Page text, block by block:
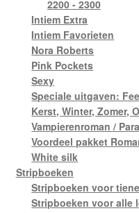
2200 - 2300
Intiem Extra
Intiem Favorieten
Nora Roberts
Pink Pockets
Sexy
Speciale uitgaven:
Kerst, Winter, Zomer,
Vampierenroman /
Voordeel pakket
White silk
Stripboeken
Stripboeken voor
Stripboeken voor alle